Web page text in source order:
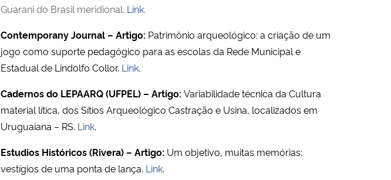
Guarani do Brasil meridional. Link.
Contemporany Journal – Artigo: Patrimônio arqueológico: a criação de um
jogo como suporte pedagógico para as escolas da Rede Municipal e
Estadual de Lindolfo Collor. Link.
Cadernos do LEPAARQ (UFPEL) – Artigo: Variabilidade técnica da Cultura
material lítica, dos Sítios Arqueológico Castração e Usina, localizados em
Uruguaiana – RS. Link.
Estudios Históricos (Rivera) – Artigo: Um objetivo, muitas memórias:
vestígios de uma ponta de lança. Link.